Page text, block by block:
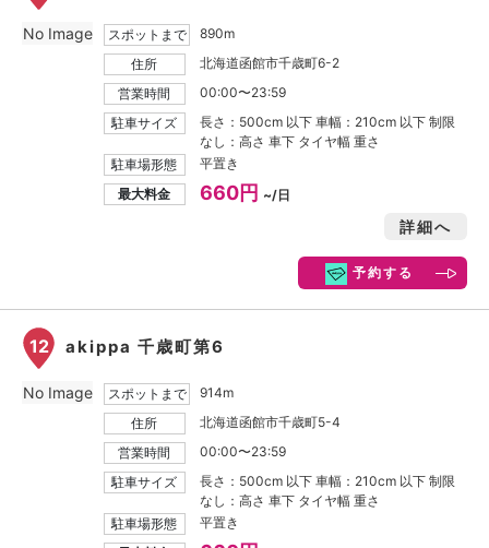
スポットまで
890m
住所
北海道函館市千歳町6-2
営業時間
00:00〜23:59
駐車サイズ
長さ：500cm 以下 車幅：210cm 以下 制限
なし：高さ 車下 タイヤ幅 重さ
駐車場形態
平置き
最大料金
660円 ~/日
詳細へ
予約する
No Image
12 akippa 千歳町第6
スポットまで
914m
住所
北海道函館市千歳町5-4
営業時間
00:00〜23:59
駐車サイズ
長さ：500cm 以下 車幅：210cm 以下 制限
なし：高さ 車下 タイヤ幅 重さ
駐車場形態
平置き
No Image